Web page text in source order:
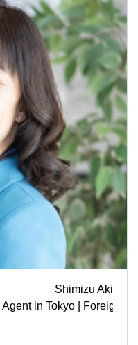
Shimizu Aki
in Tokyo | Foreign